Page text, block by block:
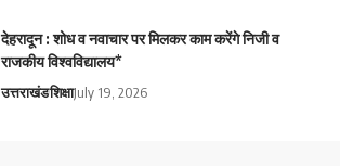
देहरादून : शोध व नवाचार पर मिलकर काम करेंगे निजी व
राजकीय विश्वविद्यालय*
उत्तराखंडशिक्षाJuly 19, 2026